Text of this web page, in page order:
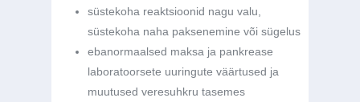
süstekoha reaktsioonid nagu valu,
süstekoha naha paksenemine või sügelus
ebanormaalsed maksa ja pankrease
laboratoorsete uuringute väärtused ja
muutused veresuhkru tasemes